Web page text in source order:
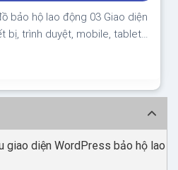
bảo hộ lao động 03 Giao diện
bị, trình duyệt, mobile, tablet,
giao diện WordPress bảo hộ lao